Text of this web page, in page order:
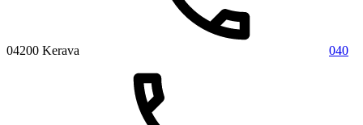
04200 Kerava 040